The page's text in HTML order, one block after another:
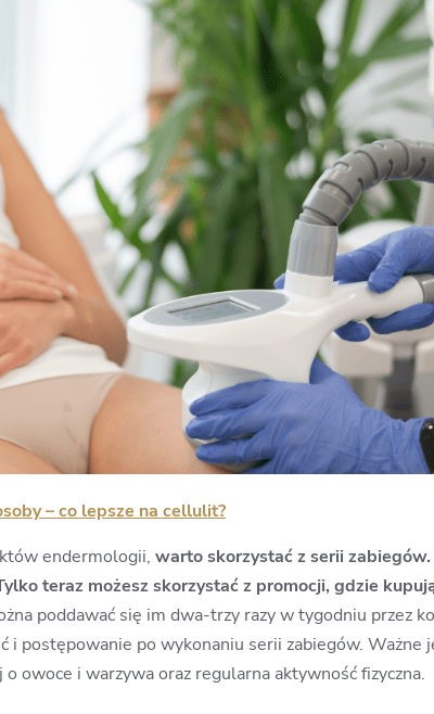
– co lepsze na cellulit?
endermologii, warto skorzystać z serii zabiegów.
teraz możesz skorzystać z promocji, gdzie
poddawać się im dwa-trzy razy w tygodniu przez
i postępowanie po wykonaniu serii zabiegów. Ważne
owoce i warzywa oraz regularna aktywność fizyczna.